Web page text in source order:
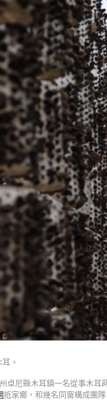
。
卓尼縣木耳鎮一名從事木耳
抵家鄉，和幾名同窗構成團